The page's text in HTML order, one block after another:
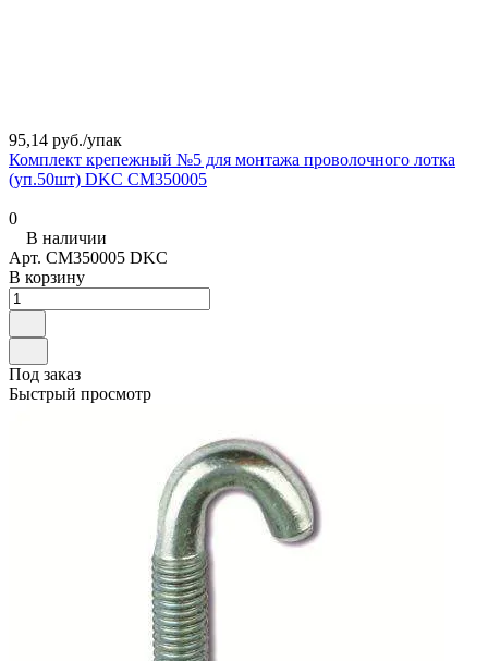
95,14 руб./упак
Комплект крепежный №5 для монтажа проволочного лотка
(уп.50шт) DKC CM350005
0
В наличии
Арт. CM350005 DKC
В корзину
Под заказ
Быстрый просмотр